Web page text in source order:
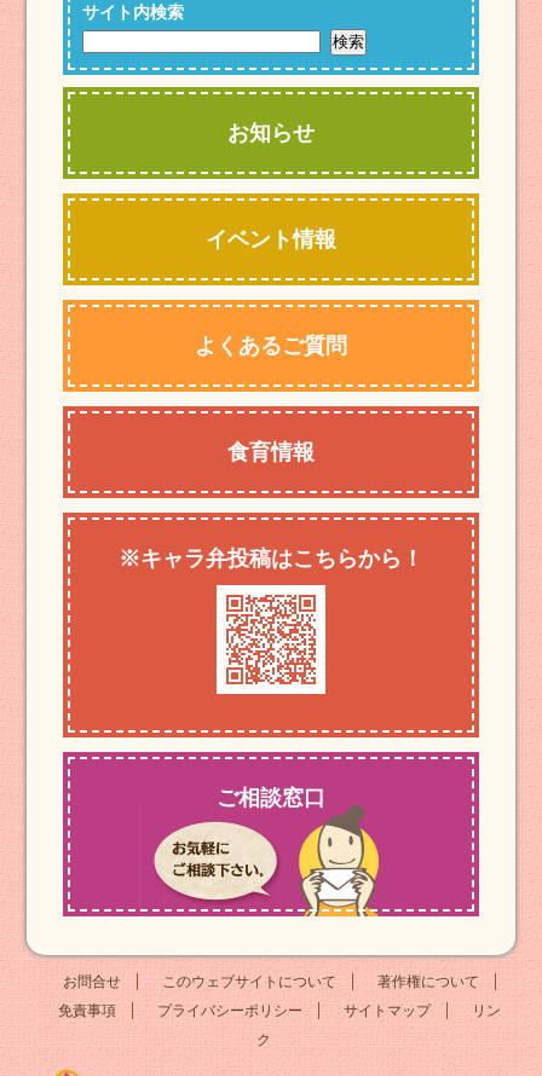
サイト内検索
お知らせ
イベント情報
よくあるご質問
食育情報
※キャラ弁投稿はこちらから！
ご相談窓口
お問合せ このウェブサイトについて
著作権について
免責事項
プライバシーポリシー サイトマップ
リン
ク